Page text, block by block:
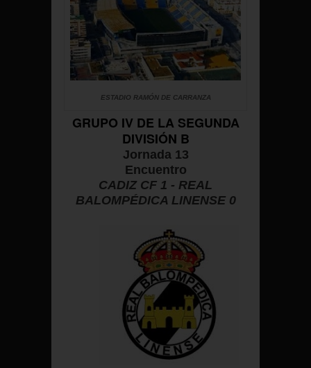
ESTADIO RAMÓN DE CARRANZA
GRUPO IV DE LA SEGUNDA
DIVISIÓN B
Jornada 13
Encuentro
CADIZ CF 1 - REAL
BALOMPÉDICA LINENSE 0